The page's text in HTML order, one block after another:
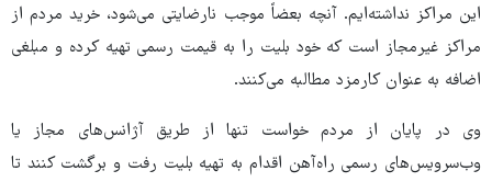
این مراکز نداشته‌ایم. آنچه بعضاً موجب نارضایتی می‌شود، خرید مردم از
مراکز غیرمجاز است که خود بلیت را به قیمت رسمی تهیه کرده و مبلغی
اضافه به عنوان کارمزد مطالبه می‌کنند.
وی در پایان از مردم خواست تنها از طریق آژانس‌های مجاز یا
وب‌سرویس‌های رسمی راه‌آهن اقدام به تهیه بلیت رفت و برگشت کنند تا